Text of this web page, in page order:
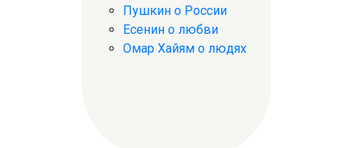
Пушкин о России
Есенин о любви
Омар Хайям о людях